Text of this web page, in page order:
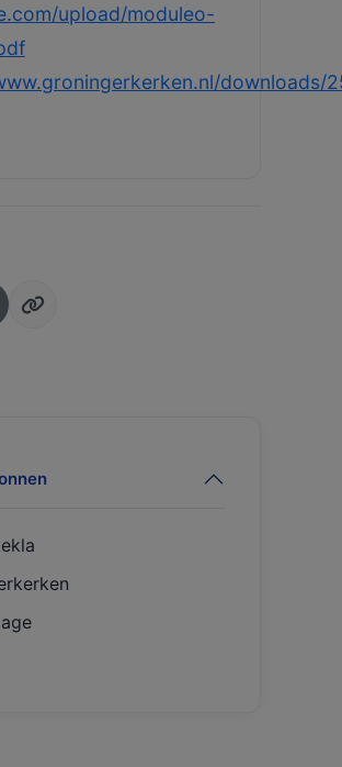
upload/moduleo-
downloads/